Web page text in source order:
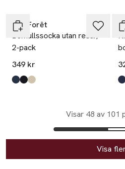
BleuForêt
Bomullssocka utan resår,
2-pack
349 kr
Produkten finns i färgerna:
Marine/Marine
Noir/Noir
Crème/Crème
Visar 48 av 101
Visa